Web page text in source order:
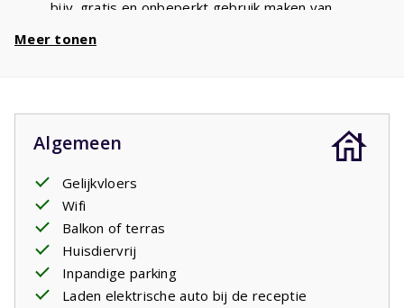
bijv. gratis en onbeperkt gebruik maken van
Meer tonen
Algemeen
Gelijkvloers
Wifi
Balkon of terras
Huisdiervrij
Inpandige parking
Laden elektrische auto bij de receptie